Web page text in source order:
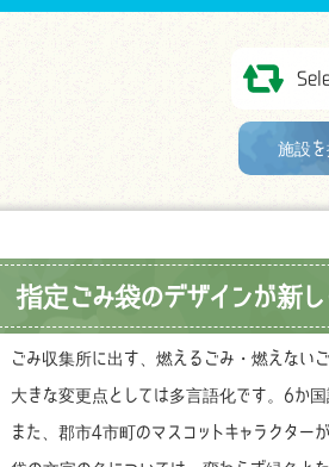
施設
指定ごみ袋のデザインが新し
ごみ収集所に出す、燃えるごみ・燃えないご
大きな変更点としては多言語化です。6か
また、郡市4市町のマスコットキャラクター